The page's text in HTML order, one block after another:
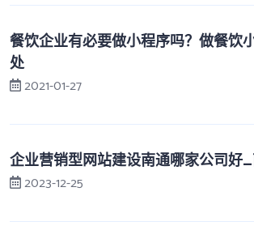
餐饮企业有必要做小程序吗？做餐饮
处
2021-01-27
企业营销型网站建设南通哪家公司好
2023-12-25